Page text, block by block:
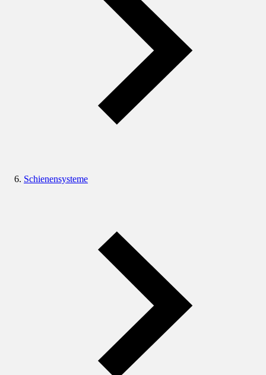
Schienensysteme